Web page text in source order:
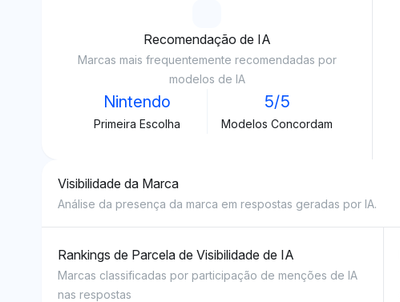
Recomendação de IA
Marcas mais frequentemente recomendadas por
modelos de IA
Nintendo
Primeira Escolha
5/5
Modelos Concordam
Visibilidade da Marca
Análise da presença da marca em respostas geradas por IA.
Rankings de Parcela de Visibilidade de IA
Marcas classificadas por participação de menções de IA
nas respostas